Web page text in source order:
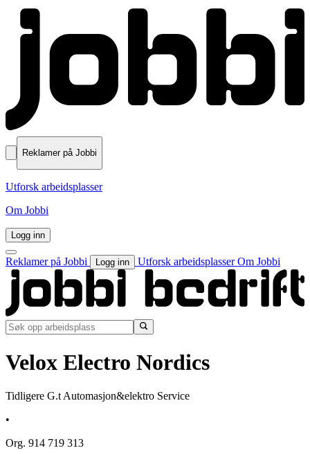
Reklamer på Jobbi
Utforsk arbeidsplasser
Om Jobbi
Logg inn
Reklamer på Jobbi Logg inn Utforsk arbeidsplasserOm Jobbi
Velox Electro Nordics
Tidligere G.t Automasjon&elektro Service
•
Org. 914 719 313